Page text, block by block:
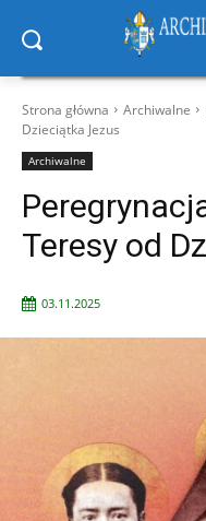
Strona główna Archiwalne
Dzieciątka Jezus
Archiwalne
Teresy od
03.11.2025